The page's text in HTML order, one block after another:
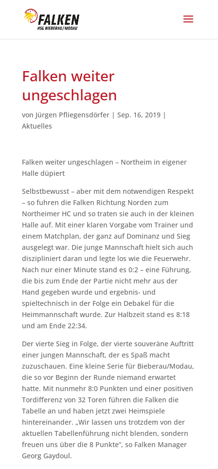
Falken weiter
ungeschlagen
von Jürgen Pfliegensdörfer| Sep. 16, 2019|
Aktuelles
Falken weiter ungeschlagen – Northeim in eigener
Halle düpiert
Selbstbewusst – aber mit dem notwendigen Respekt
– so fuhren die Falken Richtung Norden zum
Northeimer HC und so traten sie auch in der kleinen
Halle auf. Mit einer klaren Vorgabe vom Trainer und
einem Matchplan, der ganz auf Dominanz und Sieg
ausgelegt war. Die junge Mannschaft hielt sich auch
diszipliniert daran und legte los wie die Feuerwehr.
Nach nur einer Minute stand es 0:2 – eine Führung,
die bis zum Ende der Partie nicht mehr aus der
Hand gegeben wurde und ergebnis- und
spieltechnisch in der Folge ein Debakel für die
Heimmannschaft wurde. Zur Halbzeit stand es 8:18
und am Ende 22:34.
Der vierte Sieg in Folge, der vierte souveräne Auftritt
einer jungen Mannschaft, der es Spaß macht
zuzuschauen. Eine kleine Serie für Bieberau/Modau,
die so vor Beginn der Runde niemand erwartet
hatte. Mit nunmehr 8:0 Punkten und einer positiven
Tordifferenz von 32 Toren führen die Falken die
Tabelle an und haben jetzt zwei Heimspiele
hintereinander. „Wir lassen uns trotzdem von der
aktuellen Tabellenführung nicht blenden, sondern
freuen uns über die 8 Punkte“, so Falken Manager
Georg Gaydoul.